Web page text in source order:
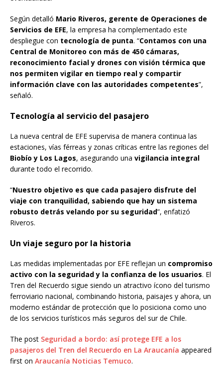
Según detalló Mario Riveros, gerente de Operaciones de
Servicios de EFE, la empresa ha complementado este
despliegue con tecnología de punta. “Contamos con una
Central de Monitoreo con más de 450 cámaras,
reconocimiento facial y drones con visión térmica que
nos permiten vigilar en tiempo real y compartir
información clave con las autoridades competentes”,
señaló.
Tecnología al servicio del pasajero
La nueva central de EFE supervisa de manera continua las
estaciones, vías férreas y zonas críticas entre las regiones del
Biobío y Los Lagos, asegurando una vigilancia integral
durante todo el recorrido.
“Nuestro objetivo es que cada pasajero disfrute del
viaje con tranquilidad, sabiendo que hay un sistema
robusto detrás velando por su seguridad”, enfatizó
Riveros.
Un viaje seguro por la historia
Las medidas implementadas por EFE reflejan un compromiso
activo con la seguridad y la confianza de los usuarios. El
Tren del Recuerdo sigue siendo un atractivo ícono del turismo
ferroviario nacional, combinando historia, paisajes y ahora, un
moderno estándar de protección que lo posiciona como uno
de los servicios turísticos más seguros del sur de Chile.
The post Seguridad a bordo: así protege EFE a los
pasajeros del Tren del Recuerdo en La Araucanía appeared
first on Araucanía Noticias Temuco.